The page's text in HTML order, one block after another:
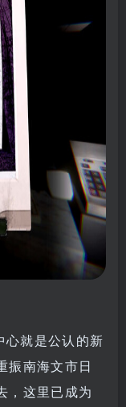
就是公认的新
振南海文市日
，这里已成为